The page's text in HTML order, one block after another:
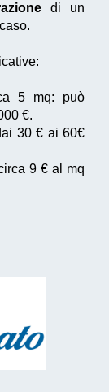
di un
5 mq: può
€.
30 € ai 60€
9 € al mq